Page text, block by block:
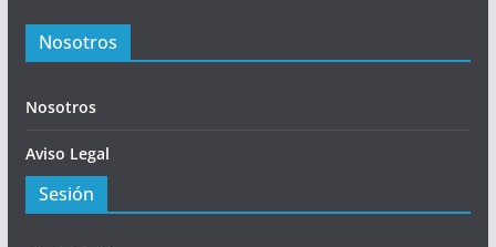
Nosotros
Nosotros
Aviso Legal
Sesión